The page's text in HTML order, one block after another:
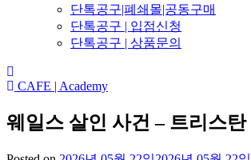
단톡공구|폐쇄몰|공동구매
단톡공구 | 입점신청
단톡공구 | 상품문의
CAFE | Academy
웨일스 살인 사건 – 트리스